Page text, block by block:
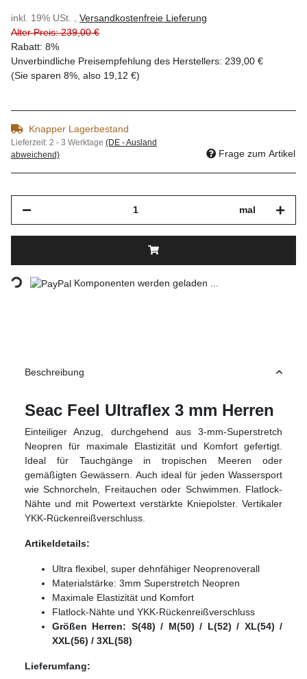
inkl. 19% USt. , Versandkostenfreie Lieferung
Alter Preis: 239,00 €
Rabatt: 8%
Unverbindliche Preisempfehlung des Herstellers: 239,00 €
(Sie sparen 8% , also 19,12 €)
Knapper Lagerbestand
Lieferzeit: 2 - 3 Werktage (DE - Ausland
abweichend)
Frage zum Artikel
mal
Loading... Komponenten werden geladen ...
Beschreibung
Seac Feel Ultraflex 3 mm Herren
Einteiliger Anzug, durchgehend aus 3-mm-Superstretch
Neopren für maximale Elastizität und Komfort gefertigt.
Ideal für Tauchgänge in tropischen Meeren oder
gemäßigten Gewässern. Auch ideal für jeden Wassersport
wie Schnorcheln, Freitauchen oder Schwimmen. Flatlock-
Nähte und mit Powertext verstärkte Kniepolster. Vertikaler
YKK-Rückenreißverschluss.
Artikeldetails:
Ultra flexibel, super dehnfähiger Neoprenoverall
Materialstärke: 3mm Superstretch Neopren
Maximale Elastizität und Komfort
Flatlock-Nähte und YKK-Rückenreißverschluss
Größen Herren: S(48) / M(50) / L(52) / XL(54) /
XXL(56) / 3XL(58)
Lieferumfang: